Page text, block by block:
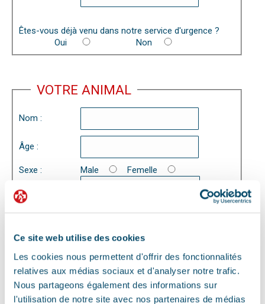
Ce site web utilise des cookies
Les cookies nous permettent d'offrir des fonctionnalités
relatives aux médias sociaux et d'analyser notre trafic.
Nous partageons également des informations sur
l'utilisation de notre site avec nos partenaires de médias
Êtes-vous déjà venu dans notre service d'urgence ?
Oui
Non
VOTRE ANIMAL
Nom :
Âge :
Sexe : Male
Femelle
Motif :